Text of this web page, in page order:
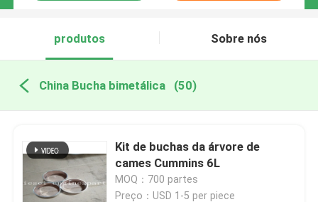
produtos Sobre nós
China Bucha bimetálica (50)
Kit de buchas da árvore de
cames Cummins 6L
MOQ：700 partes
Preço：USD 1-5 per piece